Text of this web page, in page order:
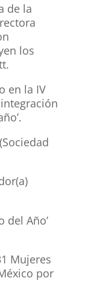
de la
los
en la IV
del Año’
Mujeres
por